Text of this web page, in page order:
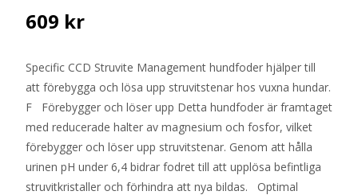
609 kr
Specific CCD Struvite Management hundfoder hjälper till
att förebygga och lösa upp struvitstenar hos vuxna hundar.
F Förebygger och löser upp Detta hundfoder är framtaget
med reducerade halter av magnesium och fosfor, vilket
förebygger och löser upp struvitstenar. Genom att hålla
urinen pH under 6,4 bidrar fodret till att upplösa befintliga
struvitkristaller och förhindra att nya bildas. Optimal